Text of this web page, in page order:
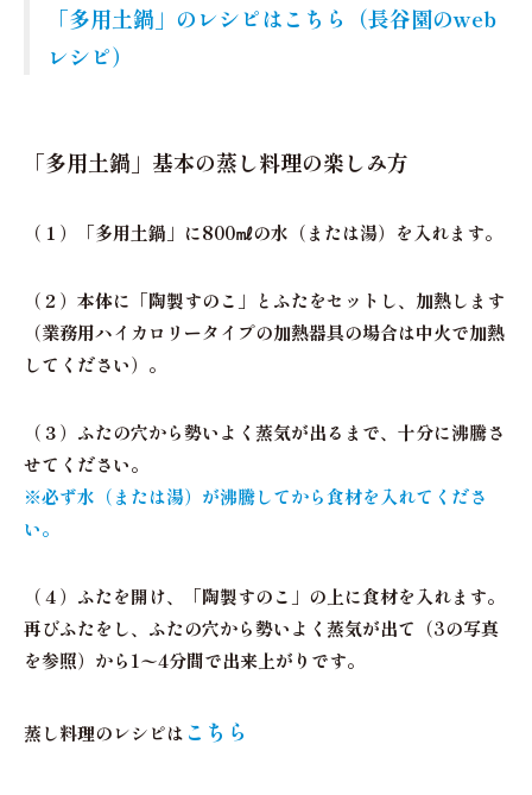
「多用土鍋」のレシピはこちら（長谷園のweb
レシピ）
「多用土鍋」基本の蒸し料理の楽しみ方
（１） 「多用土鍋」に800㎖の水（または湯）を入れます。
（２） 本体に「陶製すのこ」とふたをセットし、加熱します
（業務用ハイカロリータイプの加熱器具の場合は中火で加熱
してください）。
（３） ふたの穴から勢いよく蒸気が出るまで、十分に沸騰さ
せてください。
※必ず水（または湯）が沸騰してから食材を入れてくださ
い。
（４） ふたを開け、「陶製すのこ」の上に食材を入れます。
再びふたをし、ふたの穴から勢いよく蒸気が出て（3の写真
を参照）から1〜4分間で出来上がりです。
蒸し料理のレシピは こちら